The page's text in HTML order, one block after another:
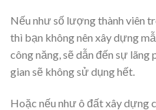
Nếu như số lượng thành viên
thì bạn không nên xây dựng
công năng, sẽ dẫn đến sự
gian sẽ không sử dụng hết.
Hoặc nếu như ô đất xây dựng